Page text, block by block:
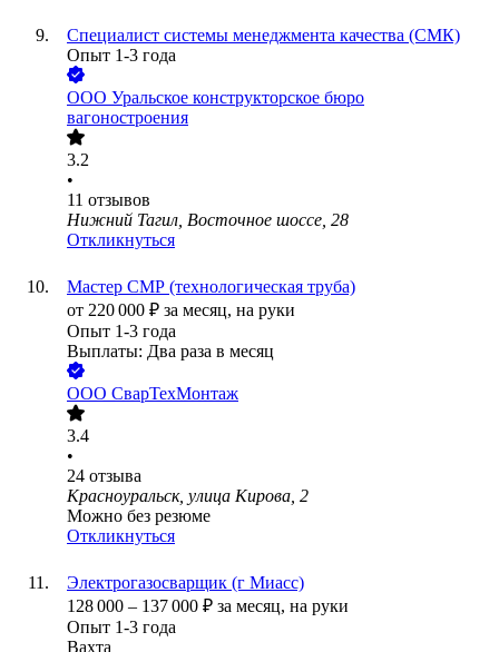
Специалист системы менеджмента качества (СМК)
Опыт 1-3 года
ООО Уральское конструкторское бюро
вагоностроения
3.2
•
11 отзывов
Нижний Тагил, Восточное шоссе, 28
Откликнуться
Мастер СМР (технологическая труба)
от 220 000 ₽ за месяц, на руки
Опыт 1-3 года
Выплаты: Два раза в месяц
ООО СварТехМонтаж
3.4
•
24 отзыва
Красноуральск, улица Кирова, 2
Можно без резюме
Откликнуться
Электрогазосварщик (г Миасс)
128 000 – 137 000 ₽ за месяц, на руки
Опыт 1-3 года
Вахта